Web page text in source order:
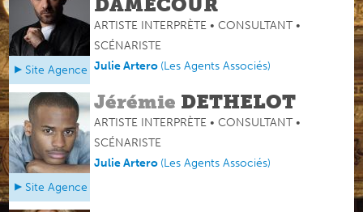
DAMECOUR
ARTISTE INTERPRÈTE • CONSULTANT •
SCÉNARISTE
Julie Artero (Les Agents Associés)
Site Agence
Jérémie DETHELOT
ARTISTE INTERPRÈTE • CONSULTANT •
SCÉNARISTE
Julie Artero (Les Agents Associés)
Site Agence